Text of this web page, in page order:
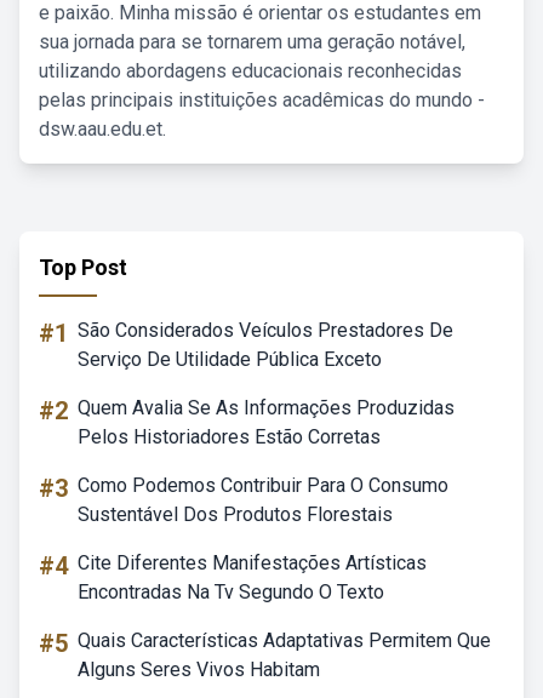
e paixão. Minha missão é orientar os estudantes em
sua jornada para se tornarem uma geração notável,
utilizando abordagens educacionais reconhecidas
pelas principais instituições acadêmicas do mundo -
dsw.aau.edu.et.
Top Post
#1 São Considerados Veículos Prestadores De
Serviço De Utilidade Pública Exceto
#2 Quem Avalia Se As Informações Produzidas
Pelos Historiadores Estão Corretas
#3 Como Podemos Contribuir Para O Consumo
Sustentável Dos Produtos Florestais
#4 Cite Diferentes Manifestações Artísticas
Encontradas Na Tv Segundo O Texto
#5 Quais Características Adaptativas Permitem Que
Alguns Seres Vivos Habitam